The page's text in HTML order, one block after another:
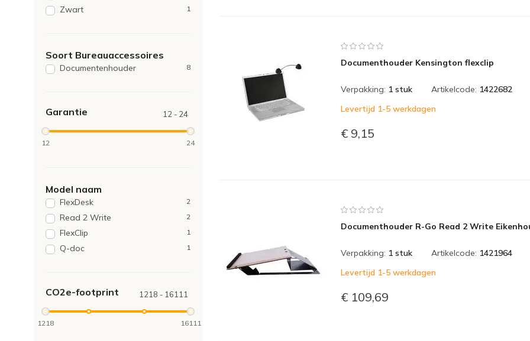
Zwart 1
Soort Bureauaccessoires
Documentenhouder 8
Garantie 12 - 24
12 24
Model naam
FlexDesk 2
Read 2 Write 2
FlexClip 1
Q-doc 1
CO2e-footprint 1218 - 16111
1218 16111
Documenthouder Kensington flexclip
Verpakking: 1 stuk Artikelcode: 1422682
Levertijd 1-5 werkdagen
€ 9,15
Documenthouder R-Go Read 2 Write
Verpakking: 1 stuk Artikelcode: 1421964
Levertijd 1-5 werkdagen
€ 109,69